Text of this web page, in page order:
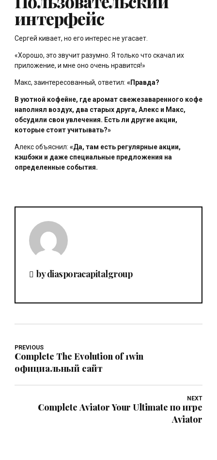
интерфейс
Сергей кивает, но его интерес не угасает.
«Хорошо, это звучит разумно. Я только что скачал их
приложение, и мне оно очень нравится!»
Макс, заинтересованный, ответил: «Правда?
В уютной кофейне, где аромат свежезаваренного кофе
наполнял воздух, два старых друга, Алекс и Макс,
обсудили свои увлечения. Есть ли другие акции,
которые стоит учитывать?»
Алекс объяснил: «Да, там есть регулярные акции,
кэшбэки и даже специальные предложения на
определенные события.
by diasporacapitalgroup
PREVIOUS
Complete The Evolution of 1win
официальный сайт
NEXT
Complete Aviator Your Ultimate по игре
Aviator